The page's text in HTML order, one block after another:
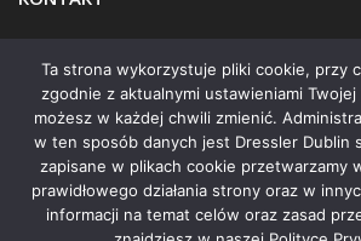
Biuro:(22) 45 70 402
Mail:biuro@swiatksiazki.pl
Ta strona wykorzystuje pliki cookie, przy
zgodnie z aktualnymi ustawieniami
możesz w każdej chwili zmienić.
w ten sposób danych jest Dressler Dublin
zapisane w plikach cookie przetwarzamy
prawidłowego działania strony oraz w
informacji na temat celów oraz zasad